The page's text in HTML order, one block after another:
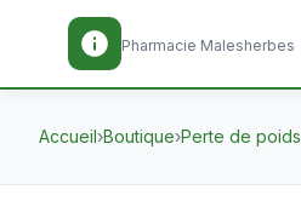
Pharmacie Malesherbes
Accueil›Boutique›Perte de poids